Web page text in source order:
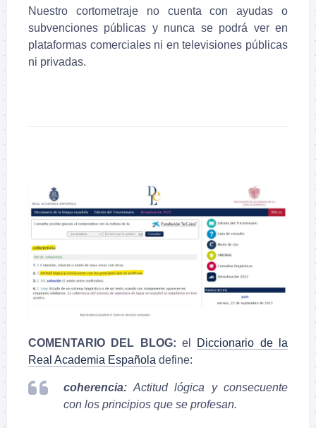
Nuestro cortometraje no cuenta con ayudas o
subvenciones públicas y nunca se podrá ver en
plataformas comerciales ni en televisiones públicas
ni privadas.
COMENTARIO DEL BLOG: el Diccionario de la
Real Academia Española define:
coherencia: Actitud lógica y consecuente
con los principios que se profesan.